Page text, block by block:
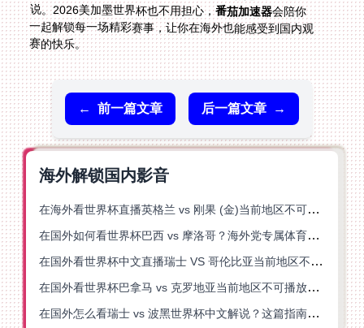
说。2026美加墨世界杯也不用担心，番茄加速器会陪你
一起解锁每一场精彩赛事，让你在海外也能感受到国内观
赛的快乐。
← 前一篇文章 后一篇文章 →
海外解锁国内影音
在海外看世界杯直播英格兰 vs 刚果 (金)当前地区不可播放？这篇指南帮你突破所有限制
在国外如何看世界杯巴西 vs 摩洛哥？海外党专属体育观赛指南来了
在国外看世界杯中文直播瑞士 VS 哥伦比亚当前地区不可播放？这篇指南帮你搞定
在国外看世界杯巴拿马 vs 克罗地亚当前地区不可播放？这篇指南帮你轻松解决海外体育直播难题
在国外怎么看瑞士 vs 波黑世界杯中文解说？这篇指南帮你搞定所有地区限制问题